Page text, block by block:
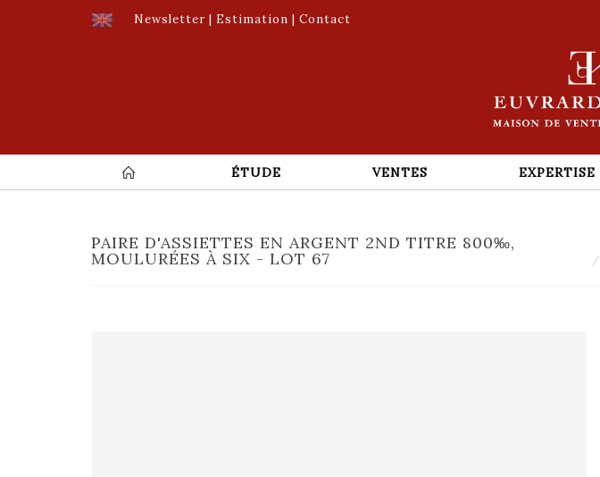
Newsletter | Estimation | Contact
ÉTUDE VENTES EXPERTISE
PAIRE D'ASSIETTES EN ARGENT 2ND TITRE 800‰,
MOULURÉES À SIX - LOT 67